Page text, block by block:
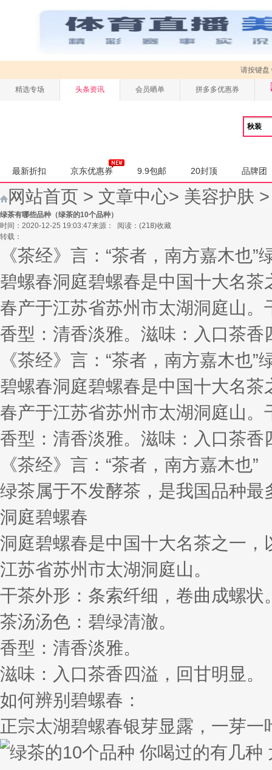
请按键盘
精选专场 头条资讯 会员晒单 拼多多优惠券
最新折扣 京东优惠券 9.9包邮 20封顶 品牌团
网站首页 > 文章中心> 美容护肤
绿茶有哪些品种（绿茶的10个品种）
时间：2020-12-25 19:03:47来源： 阅读： (218)收藏
转载：
《茶经》言：“茶者，南方嘉木也
碧螺春洞庭碧螺春是中国十大名茶
春产于江苏省苏州市太湖洞庭山
香型：清香淡雅。滋味：入口茶
《茶经》言：“茶者，南方嘉木也
碧螺春洞庭碧螺春是中国十大名茶
春产于江苏省苏州市太湖洞庭山
香型：清香淡雅。滋味：入口茶
《茶经》言：“茶者，南方嘉木也”
绿茶属于不发酵茶，是我国品种最
洞庭碧螺春
洞庭碧螺春是中国十大名茶之一，
江苏省苏州市太湖洞庭山。
干茶外形：条索纤细，卷曲成螺状
茶汤汤色：碧绿清澈。
香型：清香淡雅。
滋味：入口茶香四溢，回甘明显。
如何辨别碧螺春：
正宗太湖碧螺春银芽显露，一芽